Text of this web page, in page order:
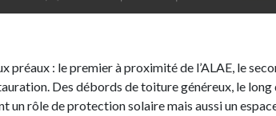
préaux : le premier à proximité de l’ALAE, le
Des débords de toiture généreux, le long
un rôle de protection solaire mais aussi un